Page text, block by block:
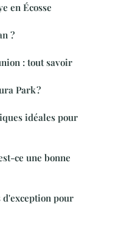
en Écosse
?
: tout savoir
Park ?
idéales pour
ce une bonne
pour